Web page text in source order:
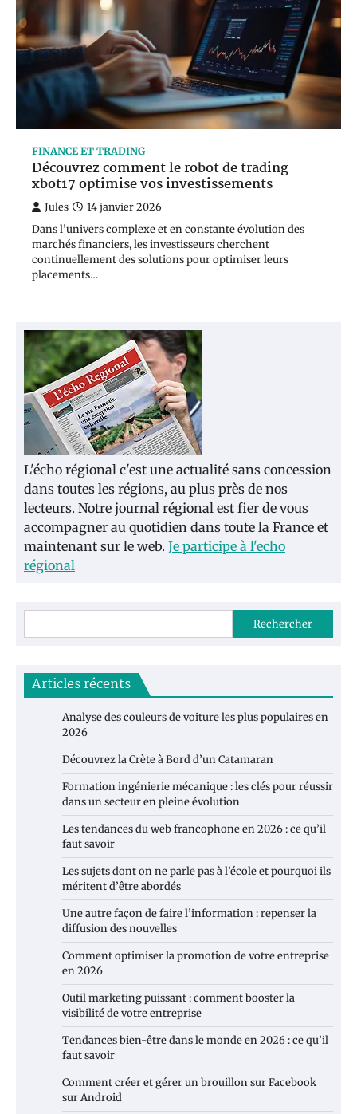
FINANCE ET TRADING
Découvrez comment le robot de trading
xbot17 optimise vos investissements
Jules 14 janvier 2026
Dans l’univers complexe et en constante évolution des
marchés financiers, les investisseurs cherchent
continuellement des solutions pour optimiser leurs
placements…
L'écho régional c'est une actualité sans concession
dans toutes les régions, au plus près de nos
lecteurs. Notre journal régional est fier de vous
accompagner au quotidien dans toute la France et
maintenant sur le web. Je participe à l'echo
régional
Rechercher
Articles récents
Analyse des couleurs de voiture les plus populaires en
2026
Découvrez la Crète à Bord d’un Catamaran
Formation ingénierie mécanique : les clés pour réussir
dans un secteur en pleine évolution
Les tendances du web francophone en 2026 : ce qu’il
faut savoir
Les sujets dont on ne parle pas à l’école et pourquoi ils
méritent d’être abordés
Une autre façon de faire l’information : repenser la
diffusion des nouvelles
Comment optimiser la promotion de votre entreprise
en 2026
Outil marketing puissant : comment booster la
visibilité de votre entreprise
Tendances bien-être dans le monde en 2026 : ce qu’il
faut savoir
Comment créer et gérer un brouillon sur Facebook
sur Android